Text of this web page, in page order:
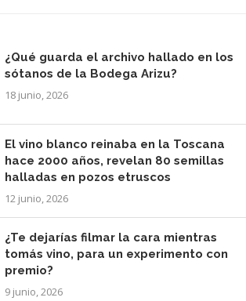
¿Qué guarda el archivo hallado en los
sótanos de la Bodega Arizu?
18 junio, 2026
El vino blanco reinaba en la Toscana
hace 2000 años, revelan 80 semillas
halladas en pozos etruscos
12 junio, 2026
¿Te dejarías filmar la cara mientras
tomás vino, para un experimento con
premio?
9 junio, 2026